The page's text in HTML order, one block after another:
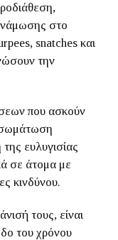
στο
snatches και
την
που ασκούν
ευλυγισίας
σε άτομα με
κινδύνου.
τους, είναι
του χρόνου